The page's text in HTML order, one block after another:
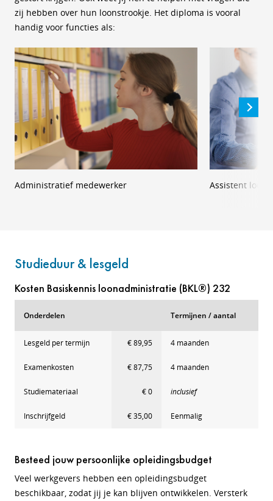
zij hebben over hun loonstrookje. Het diploma is vooral
handig voor functies als:
Administratief medewerker Assistent
Studieduur & lesgeld
Kosten Basiskennis loonadministratie (BKL®) 232
Onderdelen Termijnen / aantal
Lesgeld per termijn € 89,95 4 maanden
Examenkosten € 87,75 4 maanden
Studiemateriaal € 0 inclusief
Inschrijfgeld € 35,00 Eenmalig
Besteed jouw persoonlijke opleidingsbudget
Veel werkgevers hebben een opleidingsbudget
beschikbaar, zodat jij je kan blijven ontwikkelen. Versterk